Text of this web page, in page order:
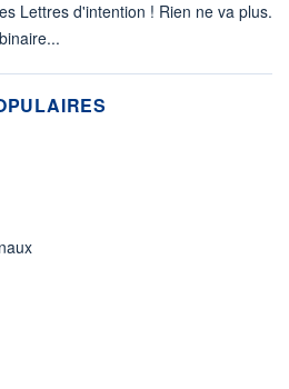
Lettres d'intention ! Rien ne va plus.